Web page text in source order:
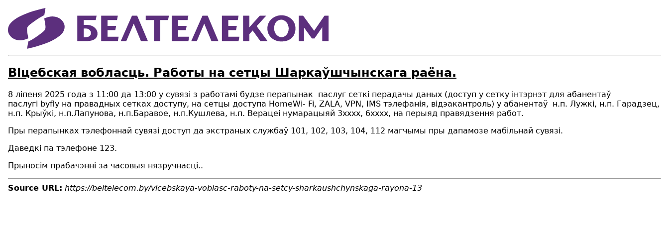
Віцебская вобласць. Работы на сетцы Шаркаўшчынскага раёна.
8 ліпеня 2025 года з 11:00 да 13:00 у сувязі з работамі будзе перапынак паслуг сеткі перадачы даных (доступ у сетку інтэрнэт для абанентаў
паслугі byfly на правадных сетках доступу, на сетцы доступа HomeWi- Fi, ZALA, VPN, IMS тэлефанiя, відэакантроль) у абанентаў н.п. Лужкі, н.п. Гарадзец,
н.п. Крыўкі, н.п.Лапунова, н.п.Баравое, н.п.Кушлева, н.п. Верацеі нумарацыяй 3хххх, 6хххх, на перыяд правядзення работ.
Пры перапынках тэлефоннай сувязі доступ да экстраных службаў 101, 102, 103, 104, 112 магчымы пры дапамозе мабільнай сувязі.
Даведкі па тэлефоне 123.
Прыносім прабачэнні за часовыя нязручнасці..
Source URL: https://beltelecom.by/vicebskaya-voblasc-raboty-na-setcy-sharkaushchynskaga-rayona-13